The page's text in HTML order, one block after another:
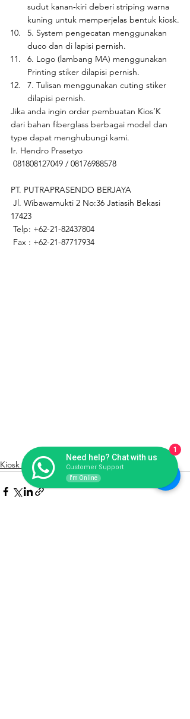
sudut kanan‐kiri deberi striping warna
kuning untuk memperjelas bentuk kiosk.
5. System pengecatan menggunakan
duco dan di lapisi pernish.
6. Logo (lambang MA) menggunakan
Printing stiker dilapisi pernish.
7. Tulisan menggunakan cuting stiker
dilapisi pernish.
Jika anda ingin order pembuatan Kios’K
dari bahan fiberglass berbagai model dan
type dapat menghubungi kami.
Ir. Hendro Prasetyo
081808127049 / 08176988578
PT. PUTRAPRASENDO BERJAYA
17423
Telp: +62-21-82437804
Fax : +62-21-87717934
Kiosk Fiberglass
Need help? Chat with us
Customer Support
I'm Online
1